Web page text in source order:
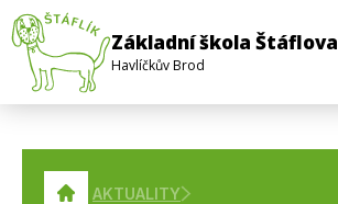
Základní škola Štáflova
Havlíčkův Brod
AKTUALITY